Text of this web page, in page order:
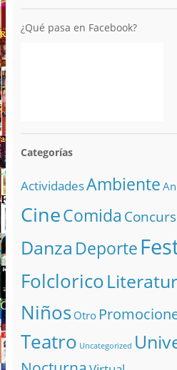
¿Qué pasa en Facebook?
Categorías
ActividadesAmbiente
CineComida
Danza Deporte
Folclorico
Niños Otro
Teatro Uncategorized